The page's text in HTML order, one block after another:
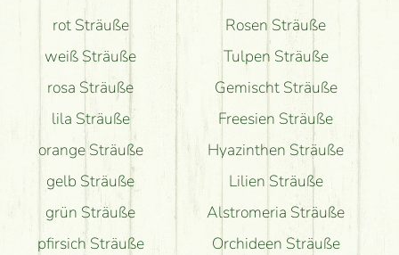
rot Sträuße
weiß Sträuße
rosa Sträuße
lila Sträuße
orange Sträuße
gelb Sträuße
grün Sträuße
pfirsich Sträuße
Rosen Sträuße
Tulpen Sträuße
Gemischt Sträuße
Freesien Sträuße
Hyazinthen Sträuße
Lilien Sträuße
Alstromeria Sträuße
Orchideen Sträuße